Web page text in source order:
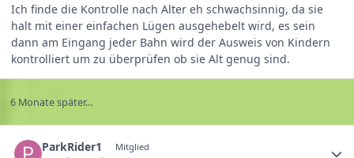
Ich finde die Kontrolle nach Alter eh schwachsinnig, da sie
halt mit einer einfachen Lügen ausgehebelt wird, es sein
dann am Eingang jeder Bahn wird der Ausweis von Kindern
kontrolliert um zu überprüfen ob sie Alt genug sind.
6 Monate später...
ParkRider1 Mitglied